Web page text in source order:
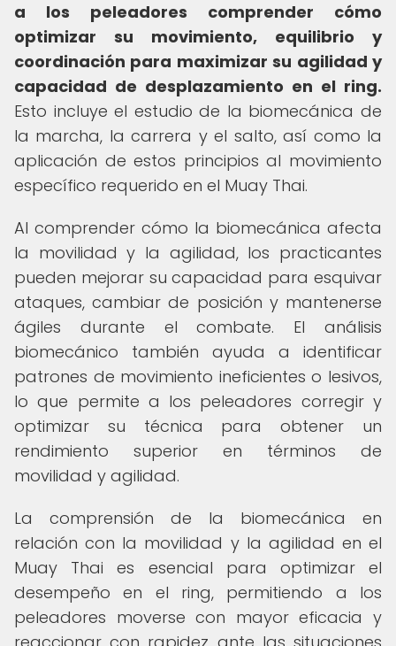
a los peleadores comprender cómo
optimizar su movimiento, equilibrio y
coordinación para maximizar su agilidad y
capacidad de desplazamiento en el ring.
Esto incluye el estudio de la biomecánica de
la marcha, la carrera y el salto, así como la
aplicación de estos principios al movimiento
específico requerido en el Muay Thai.
Al comprender cómo la biomecánica afecta
la movilidad y la agilidad, los practicantes
pueden mejorar su capacidad para esquivar
ataques, cambiar de posición y mantenerse
ágiles durante el combate. El análisis
biomecánico también ayuda a identificar
patrones de movimiento ineficientes o lesivos,
lo que permite a los peleadores corregir y
optimizar su técnica para obtener un
rendimiento superior en términos de
movilidad y agilidad.
La comprensión de la biomecánica en
relación con la movilidad y la agilidad en el
Muay Thai es esencial para optimizar el
desempeño en el ring, permitiendo a los
peleadores moverse con mayor eficacia y